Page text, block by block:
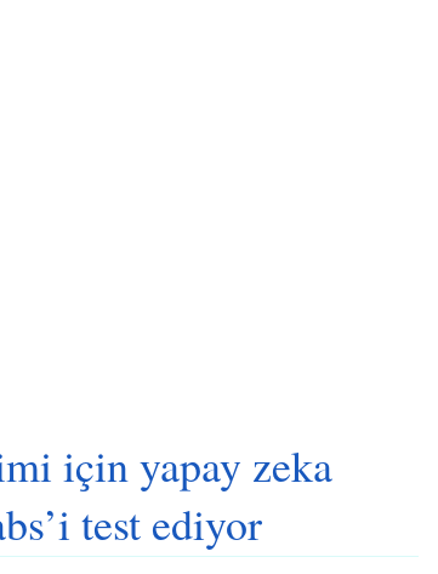
için yapay zeka
test ediyor